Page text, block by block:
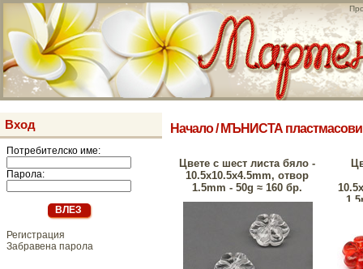
Вход
Потребителско име:
Парола:
Регистрация
Забравена парола
Начало/ МЪНИСТА пластмасови
Цвете с шест листа бяло -
10.5x10.5x4.5mm, отвор
1.5mm - 50g ≈ 160 бр.